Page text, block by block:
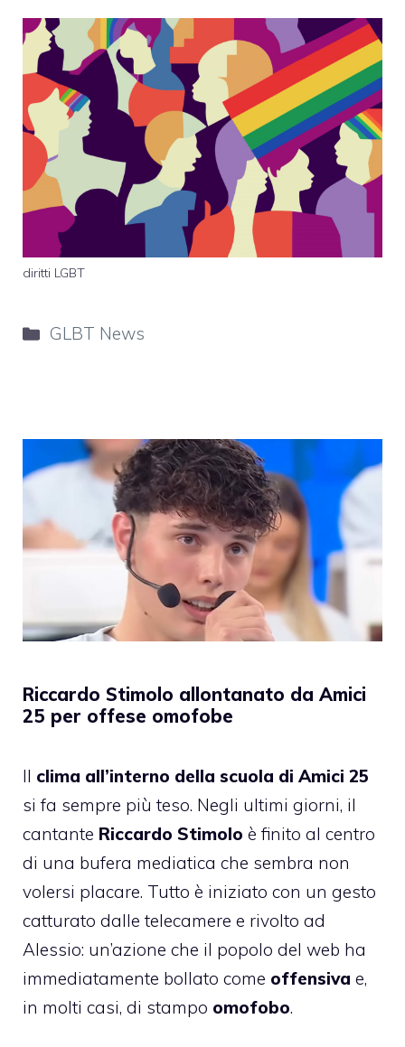
diritti LGBT
Categorie
GLBT News
Riccardo Stimolo allontanato da Amici
25 per offese omofobe
Il clima all’interno della scuola di Amici 25
si fa sempre più teso. Negli ultimi giorni, il
cantante Riccardo Stimolo è finito al centro
di una bufera mediatica che sembra non
volersi placare. Tutto è iniziato con un gesto
catturato dalle telecamere e rivolto ad
Alessio: un’azione che il popolo del web ha
immediatamente bollato come offensiva e,
in molti casi, di stampo omofobo.